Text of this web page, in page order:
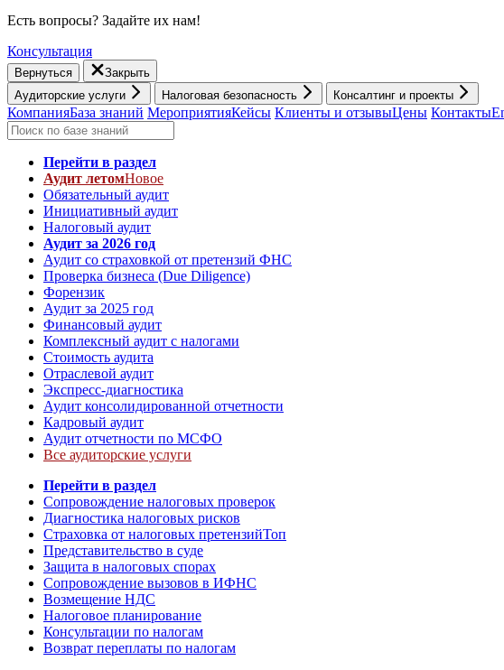
Есть вопросы? Задайте их нам!
Консультация
Вернуться
Закрыть
Аудиторские услуги
Налоговая безопасность Консалтинг и проекты
КомпанияБаза знаний МероприятияКейсы Клиенты и отзывыЦены Контакты
Перейти в раздел
Аудит летомНовое
Обязательный аудит
Инициативный аудит
Налоговый аудит
Аудит за 2026 год
Аудит со страховкой от претензий ФНС
Проверка бизнеса (Due Diligence)
Форензик
Аудит за 2025 год
Финансовый аудит
Комплексный аудит с налогами
Стоимость аудита
Отраслевой аудит
Экспресс-диагностика
Аудит консолидированной отчетности
Кадровый аудит
Аудит отчетности по МСФО
Все аудиторские услуги
Перейти в раздел
Сопровождение налоговых проверок
Диагностика налоговых рисков
Страховка от налоговых претензийТоп
Представительство в суде
Защита в налоговых спорах
Сопровождение вызовов в ИФНС
Возмещение НДС
Налоговое планирование
Консультации по налогам
Возврат переплаты по налогам